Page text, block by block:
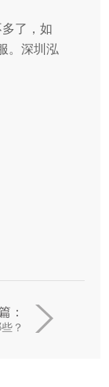
了，如
。深圳泓
：
？